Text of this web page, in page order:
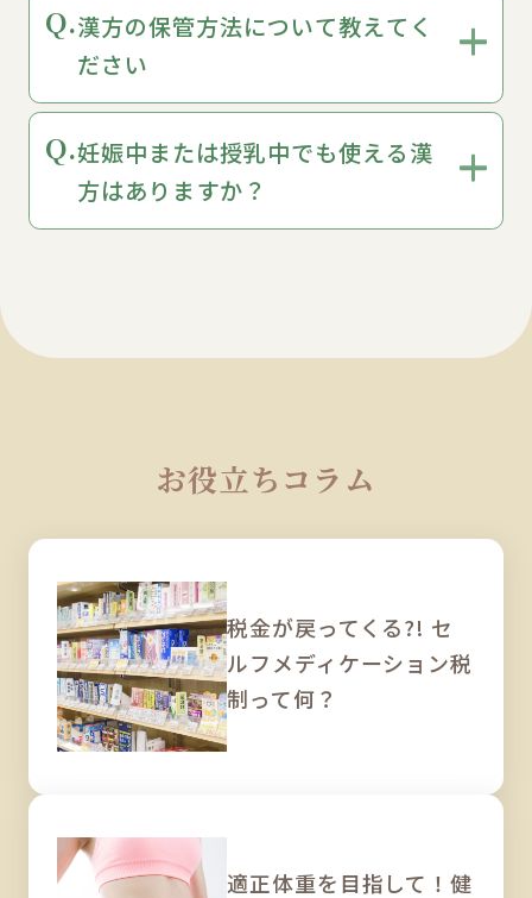
Q.漢方の保管方法について教えてく
ださい
Q.妊娠中または授乳中でも使える漢
方はありますか？
お役立ちコラム
税金が戻ってくる?! セ
ルフメディケーション税
制って何？
適正体重を目指して！健